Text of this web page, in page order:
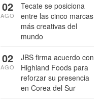
Tecate se posiciona
entre las cinco marcas
más creativas del
mundo
02
AGO
JBS firma acuerdo con
Highland Foods para
reforzar su presencia
en Corea del Sur
02
AGO